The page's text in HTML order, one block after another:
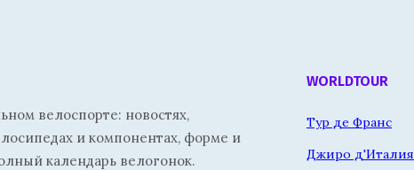
велоспорте: новостях,
и компонентах, форме и
календарь велогонок.
WORLDTOUR
Тур де Франс
Джиро д'Италия